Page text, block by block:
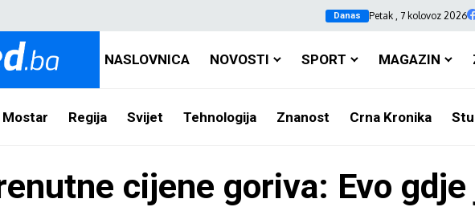
Danas Petak , 7 kolovoz 2026
NASLOVNICA NOVOSTI SPORT MAGAZIN
Mostar Regija Svijet Tehnologija Znanost Crna Kronika
cijene goriva: Evo